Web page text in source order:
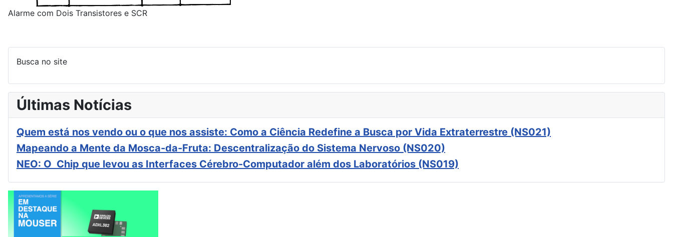
Alarme com Dois Transistores e SCR
Busca no site
Últimas Notícias
Quem está nos vendo ou o que nos assiste: Como a Ciência Redefine a Busca por Vida Extraterrestre (NS021)
Mapeando a Mente da Mosca-da-Fruta: Descentralização do Sistema Nervoso (NS020)
NEO: O Chip que levou as Interfaces Cérebro-Computador além dos Laboratórios (NS019)